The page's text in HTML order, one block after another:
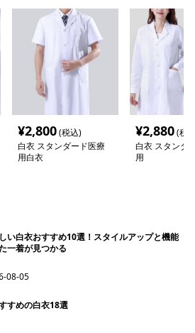
¥2,800(税込)
白衣 スタンダード医療
用白衣
¥2,880(税
白衣 スタンダ
用
い白衣おすすめ10選！スタイルアップと機能
一着が見つかる
08-05
すめの白衣18選